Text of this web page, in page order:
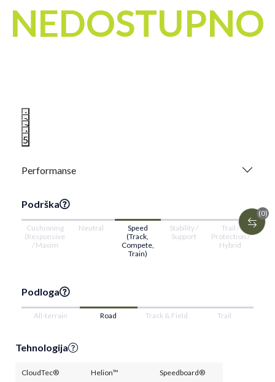
(0)
1
2
3
4
5
NEDOSTUPNO
Performanse
Podrška
Cushioning
(Responsive
/ Maxim
Neutral
Speed
(Track,
Compete,
Train)
Stability /
Support
Trail /
Protection /
Hybrid
Podloga
All-terrain Road Track & Field Trail
Tehnologija
CloudTec® Helion™ Speedboard®